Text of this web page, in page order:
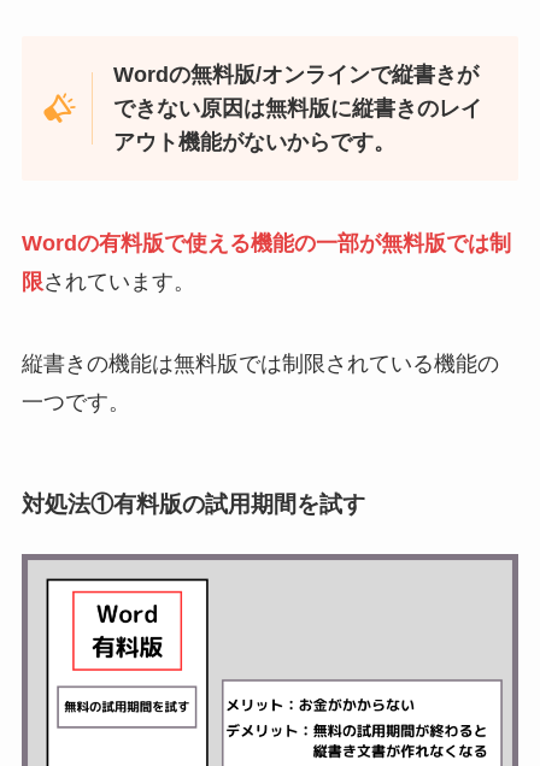
Wordの無料版/オンラインで縦書きが
できない原因は無料版に縦書きのレイ
アウト機能がないからです。
Wordの有料版で使える機能の一部が無料版では制
限されています。
縦書きの機能は無料版では制限されている機能の
一つです。
対処法①有料版の試用期間を試す